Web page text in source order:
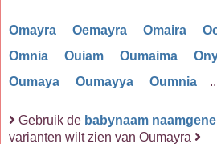
Omayra Oemayra Omaira
Omnia
Ouiam Oumaima
Oumaya
Oumayya Oumnia
Gebruik de babynaam
varianten wilt zien van Oumayra